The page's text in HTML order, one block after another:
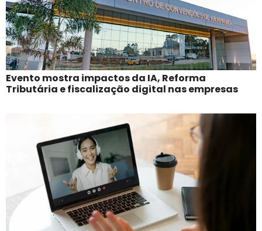
Evento mostra impactos da IA, Reforma
Tributária e fiscalização digital nas empresas